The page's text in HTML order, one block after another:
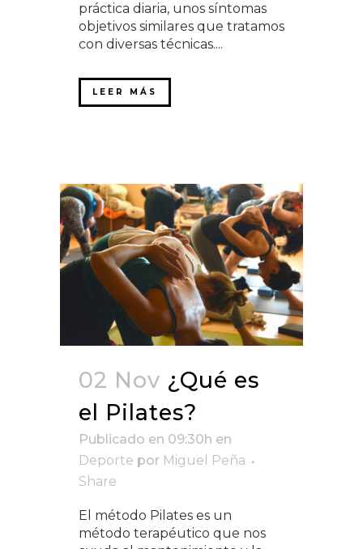
práctica diaria, unos síntomas
objetivos similares que tratamos
con diversas técnicas....
LEER MÁS
02 Nov ¿Qué es
el Pilates?
Publicado en 09:30h en
Deporte por Miguel Peña
Share
El método Pilates es un
método terapéutico que nos